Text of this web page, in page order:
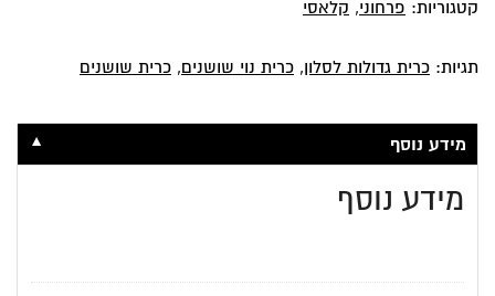
קטגוריות: פרחוני, קלאסי
תגיות: כרית גדולות לסלון, כרית נוי שושנים, כרית שושנים
מידע נוסף ▼
מידע נוסף